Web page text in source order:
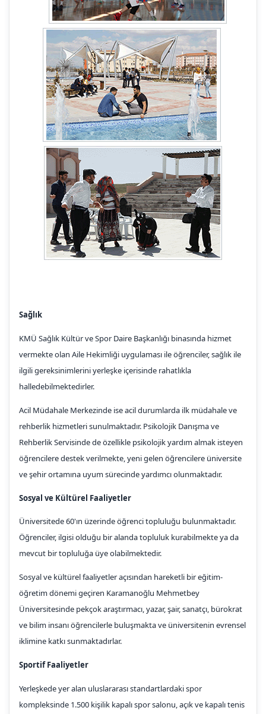
Sağlık
KMÜ Sağlık Kültür ve Spor Daire Başkanlığı binasında hizmet
vermekte olan Aile Hekimliği uygulaması ile öğrenciler, sağlık ile
ilgili gereksinimlerini yerleşke içerisinde rahatlıkla
halledebilmektedirler.
Acil Müdahale Merkezinde ise acil durumlarda ilk müdahale ve
rehberlik hizmetleri sunulmaktadır. Psikolojik Danışma ve
Rehberlik Servisinde de özellikle psikolojik yardım almak isteyen
öğrencilere destek verilmekte, yeni gelen öğrencilere üniversite
ve şehir ortamına uyum sürecinde yardımcı olunmaktadır.
Sosyal ve Kültürel Faaliyetler
Üniversitede 60'ın üzerinde öğrenci topluluğu bulunmaktadır.
Öğrenciler, ilgisi olduğu bir alanda topluluk kurabilmekte ya da
mevcut bir topluluğa üye olabilmektedir.
Sosyal ve kültürel faaliyetler açısından hareketli bir eğitim-
öğretim dönemi geçiren Karamanoğlu Mehmetbey
Üniversitesinde pekçok araştırmacı, yazar, şair, sanatçı, bürokrat
ve bilim insanı öğrencilerle buluşmakta ve üniversitenin evrensel
iklimine katkı sunmaktadırlar.
Sportif Faaliyetler
Yerleşkede yer alan uluslararası standartlardaki spor
kompleksinde 1.500 kişilik kapalı spor salonu, açık ve kapalı tenis